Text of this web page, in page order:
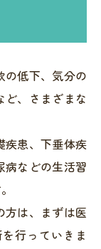
の低下、気分の
、さまざまな
疾患、下垂体疾
病などの生活習
方は、まずは医
行っていきま